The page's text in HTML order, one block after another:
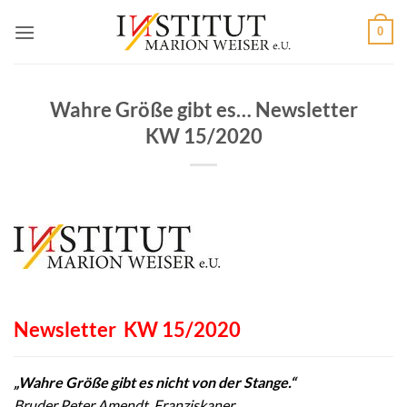
Inhalt
0
Wahre Größe gibt es… Newsletter
KW 15/2020
Newsletter KW 15/2020
„Wahre Größe gibt es nicht von der Stange.“